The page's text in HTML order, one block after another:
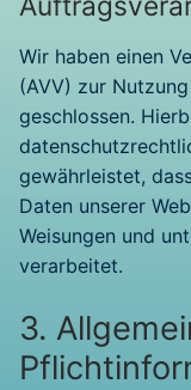
Wir haben einen
(AVV) zur
geschlossen.
gewährleistet,
Daten unserer
Weisungen und
verarbeitet.
3.